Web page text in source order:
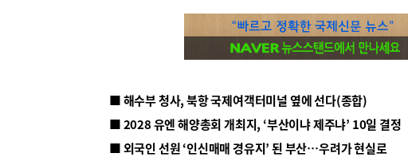
■ 해수부 청사, 북항 국제여객터미널 옆에 선다(종합)
■ 2028 유엔 해양총회 개최지, ‘부산이냐 제주냐’ 10일 결정
■ 외국인 선원 ‘인신매매 경유지’ 된 부산…우려가 현실로